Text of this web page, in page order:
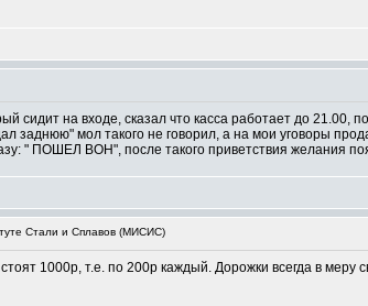
сидит на входе, сказал что касса работает до
заднюю" мол такого не говорил, а на мои уговоры
" ПОШЕЛ ВОН", после такого приветствия желания
Стали и Сплавов (МИСИС)
1000р, т.е. по 200р каждый. Дорожки всегда в меру